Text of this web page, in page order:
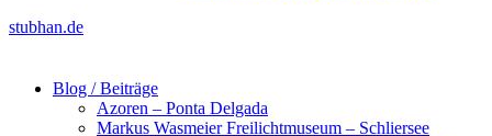
stubhan.de
Blog / Beiträge
Azoren – Ponta Delgada
Markus Wasmeier Freilichtmuseum – Schliersee